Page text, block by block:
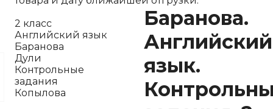
2 класс
Английский язык
Баранова
Дули
Контрольные
задания
Копылова
Баранова.
Английский
язык.